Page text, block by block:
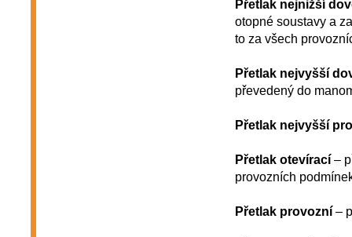
Přetlak nejnižší
otopné soustavy a
to za všech
Přetlak nejvyšší
převedený do
Přetlak nejvyšší
Přetlak otevírací–
provozních
Přetlak provozní–